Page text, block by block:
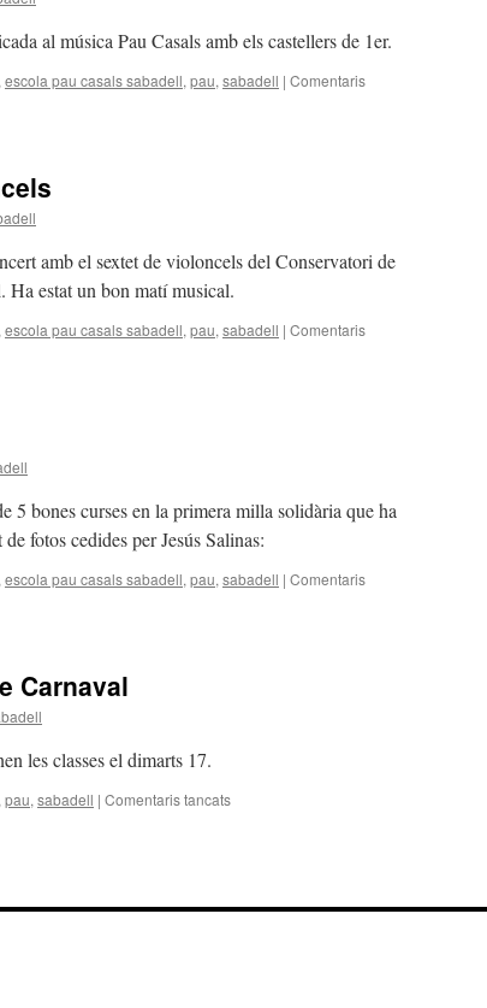
al música Pau Casals amb els castellers de 1er.
escola pau casals sabadell, pau, sabadell | Comentaris
amb el sextet de violoncels del Conservatori de
estat un bon matí musical.
escola pau casals sabadell, pau, sabadell | Comentaris
5 bones curses en la primera milla solidària que ha
fotos cedides per Jesús Salinas:
escola pau casals sabadell, pau, sabadell | Comentaris
Carnaval
les classes el dimarts 17.
pau, sabadell | Comentaris tancats
desfilada